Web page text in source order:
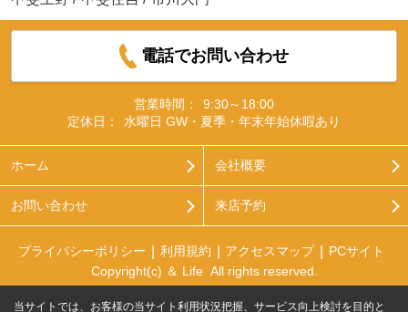
電話でお問い合わせ
営業時間：
9:30～18:00
定休日：
水曜日 GW・夏季・年末年始休暇あり
ホーム 会社概要
お問い合わせ 来店予約
プライバシーポリシー 利用規約 アクセスマップ
PCサイト
Copyright(c) ＆ Life All rights reserved.
当サイトでは、お客様の当サイト利用状況把握、サービス向上検討を目的と